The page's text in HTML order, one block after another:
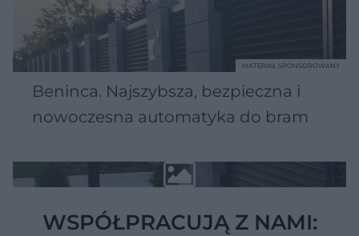
Beninca. Najszybsza, bezpieczna i
nowoczesna automatyka do bram
MATERIAŁ SPONSOROWANY
WSPÓŁPRACUJĄ Z NAMI: